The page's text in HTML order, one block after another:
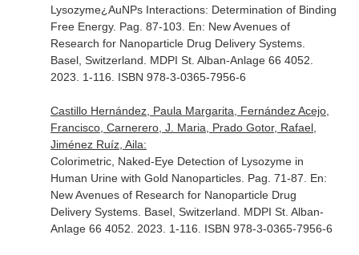
Lysozyme¿AuNPs Interactions: Determination of Binding
Free Energy. Pag. 87-103. En: New Avenues of
Research for Nanoparticle Drug Delivery Systems.
Basel, Switzerland. MDPI St. Alban-Anlage 66 4052.
2023. 1-116. ISBN 978-3-0365-7956-6
Castillo Hernández, Paula Margarita, Fernández Acejo,
Francisco, Carnerero, J. Maria, Prado Gotor, Rafael,
Jiménez Ruíz, Aila:
Colorimetric, Naked-Eye Detection of Lysozyme in
Human Urine with Gold Nanoparticles. Pag. 71-87. En:
New Avenues of Research for Nanoparticle Drug
Delivery Systems. Basel, Switzerland. MDPI St. Alban-
Anlage 66 4052. 2023. 1-116. ISBN 978-3-0365-7956-6